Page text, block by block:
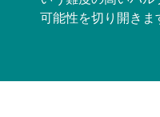
可能性を切り開きま